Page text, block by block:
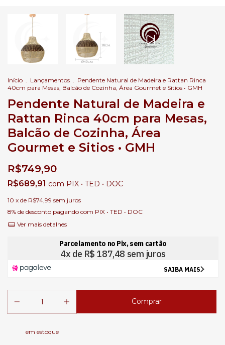
Início . Lançamentos . Pendente Natural de Madeira e Rattan Rinca
40cm para Mesas, Balcão de Cozinha, Área Gourmet e Sitios • GMH
Pendente Natural de Madeira e
Rattan Rinca 40cm para Mesas,
Balcão de Cozinha, Área
Gourmet e Sitios • GMH
R$749,90
R$689,91 com PIX • TED • DOC
10 x de R$74,99 sem juros
8% de desconto pagando com PIX • TED • DOC
Ver mais detalhes
em estoque